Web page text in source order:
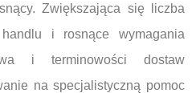
Zwiększająca się liczba
i rosnące wymagania
i terminowości dostaw
na specjalistyczną pomoc